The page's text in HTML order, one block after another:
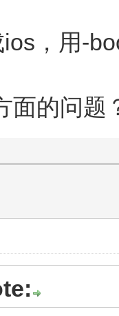
，用-
面的问题